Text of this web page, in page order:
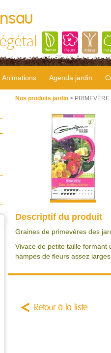
Animations Agenda jardin
Nos produits jardin >
Descriptif du produit
Graines de primevères des
Vivace de petite taille formant
hampes de fleurs assez
Retour à la liste